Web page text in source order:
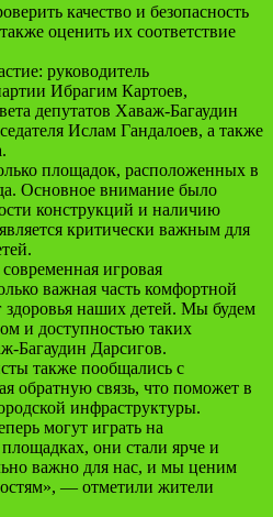
качество и безопасность
оценить их соответствие
руководитель
Ибрагим Картоев,
депутатов Хаваж-Багаудин
Ислам Гандалоев, а также
площадок, расположенных в
Основное внимание было
конструкций и наличию
критически важным для
игровая
важная часть комфортной
здоровья наших детей. Мы будем
и доступностью таких
Багаудин Дарсигов.
также пообщались с
обратную связь, что поможет в
инфраструктуры.
могут играть на
они стали ярче и
важно для нас, и мы ценим
— отметили жители